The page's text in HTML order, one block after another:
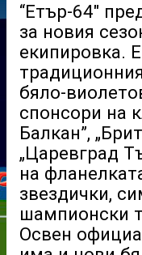
“Етър-64″
за новия
екипировка.
бяло-
спонсори на
Балкан”,
„Царевград
на
звездички,
шампионски
Освен